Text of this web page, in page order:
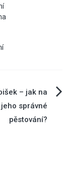
– jak na
jeho správné
pěstování?